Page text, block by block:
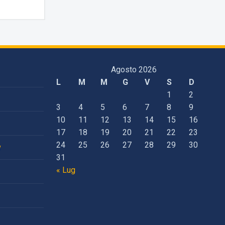
Agosto 2026
L
M M G V S
D
1
2
3
4 5 6 7 8
9
10
11 12 13 14 15
16
17
18 19 20 21 22
23
24
25 26 27 28 29
30
31
« Lug